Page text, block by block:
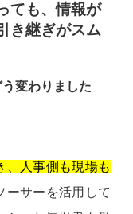
ても、情報が
き継ぎがスム
変わりました
、人事側も現場も
ーサーを活用して